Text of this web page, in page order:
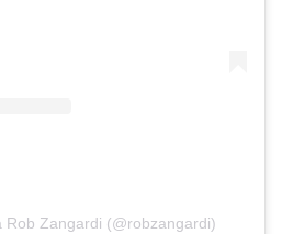
Rob Zangardi (@robzangardi)